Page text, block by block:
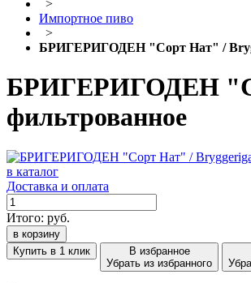
>
Импортное пиво
>
БРИГЕРИГОДЕН "Сорт Нат" /
БРИГЕРИГОДЕН
фильтрованное
в каталог
Доставка и оплата
Итого: руб.
в корзину
Купить в 1 клик
В избранное
Убрать из избранного